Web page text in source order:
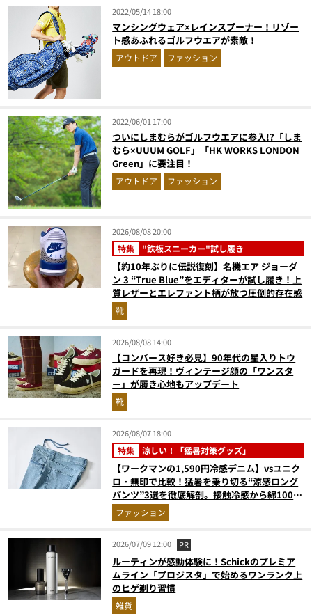
2022/05/14 18:00
マンシングウェア×レインスプーナー！リゾー
ト感あふれるゴルフウエアが素敵！
アウトドア ファッション
2022/06/01 17:00
ついにしまむらがゴルフウエアに参入!?「しま
むら×UUUM GOLF」「HK WORKS LONDON
Green」に要注目！
アウトドア ファッション
2026/08/08 20:00
特集 "鉄板スニーカー"試し履き
【約10年ぶりに伝説復刻】名機エア ジョーダ
ン 3 “True Blue”をエディターが試し履き！上
質レザーとエレファント柄が放つ圧倒的存在感
靴
2026/08/08 14:00
【コンバース好き必見】90年代の星入りトウ
ガードを再現！ヴィンテージ顔の「ワンスタ
ー」が履き心地もアップデート
靴
2026/08/07 18:00
特集 涼しい！「猛暑対策グッズ」
【ワークマンの1,590円冷感デニム】vsユニク
ロ・無印で比較！猛暑を乗り切る“涼感ロング
パンツ”3選を徹底解剖。接触冷感から綿100%
まで決定版
ファッション
2026/07/09 12:00 PR
ルーティンが感動体験に！Schickのプレミア
ムライン「プロジスタ」で始めるワンランク上
のヒゲ剃り習慣
雑貨